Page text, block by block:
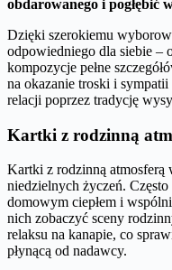
obdarowanego i pogłębić
Dzięki szerokiemu
odpowiedniego dla siebie –
kompozycje pełne
na okazanie troski i
relacji poprzez tradycję
Kartki z rodzinną
Kartki z rodzinną atmosferą
niedzielnych życzeń.
domowym ciepłem i
nich zobaczyć sceny
relaksu na kanapie, co
płynącą od nadawcy.